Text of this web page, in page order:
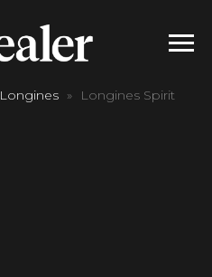
Longines
Longines Spirit